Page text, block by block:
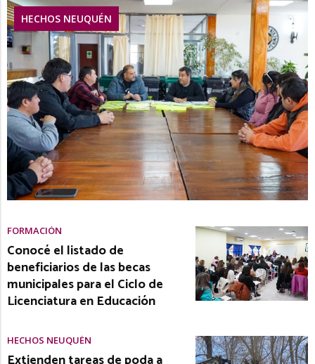
HECHOS NEUQUÉN
FORMACIÓN
Conocé el listado de
beneficiarios de las becas
municipales para el Ciclo de
Licenciatura en Educación
HECHOS NEUQUÉN